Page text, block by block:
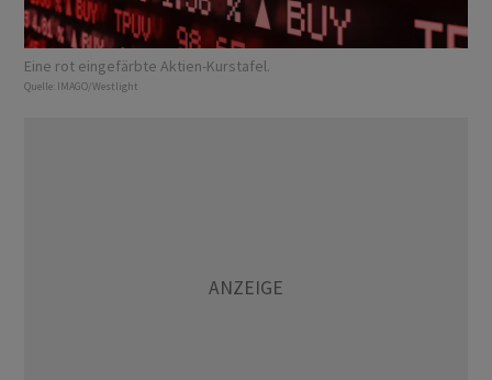
Eine rot eingefärbte Aktien-Kurstafel.
Quelle: IMAGO/Westlight